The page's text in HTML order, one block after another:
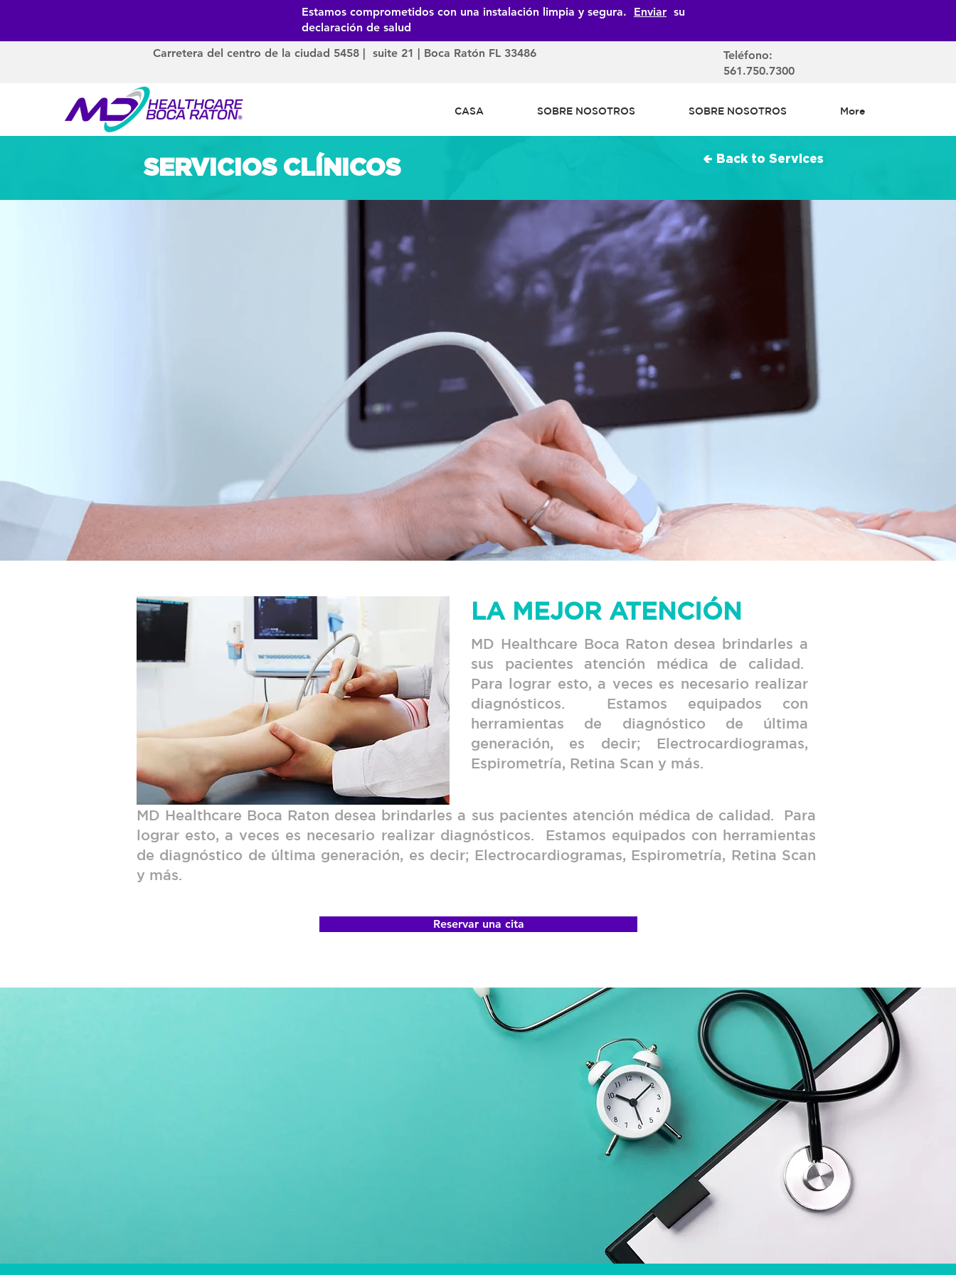
Estamos comprometidos con una instalación limpia y segura. Enviar su
declaración de salud
Carretera del centro de la ciudad 5458 | suite 21 | Boca Ratón FL 33486
Teléfono:
561.750.7300
CASA SOBRE NOSOTROS SOBRE NOSOTROS More
SERVICIOS CLÍNICOS 🢀 Back to Services
LA MEJOR ATENCIÓN
MD Healthcare Boca Raton desea brindarles a
sus pacientes atención médica de calidad.
Para lograr esto, a veces es necesario realizar
diagnósticos. Estamos equipados con
herramientas de diagnóstico de última
generación, es decir; Electrocardiogramas,
Espirometría, Retina Scan y más.
MD Healthcare Boca Raton desea brindarles a sus pacientes atención médica de calidad. Para
lograr esto, a veces es necesario realizar diagnósticos. Estamos equipados con herramientas
de diagnóstico de última generación, es decir; Electrocardiogramas, Espirometría, Retina Scan
y más.
Reservar una cita